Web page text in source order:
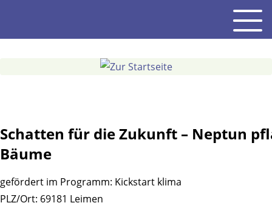
Inhalt
Schatten für die Zukunft – Neptun
Bäume
gefördert im Programm: Kickstart klima
PLZ/Ort: 69181 Leimen